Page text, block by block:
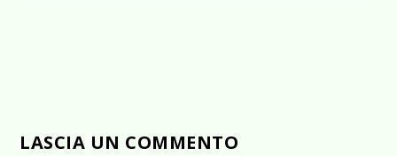
LASCIA UN COMMENTO